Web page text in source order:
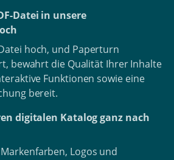
Datei in unsere
hoch, und Paperturn
bewahrt die Qualität Ihrer Inhalte
Funktionen sowie eine
bereit.
digitalen Katalog ganz nach
Logos und